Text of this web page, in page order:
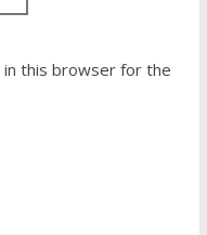
in this browser for the